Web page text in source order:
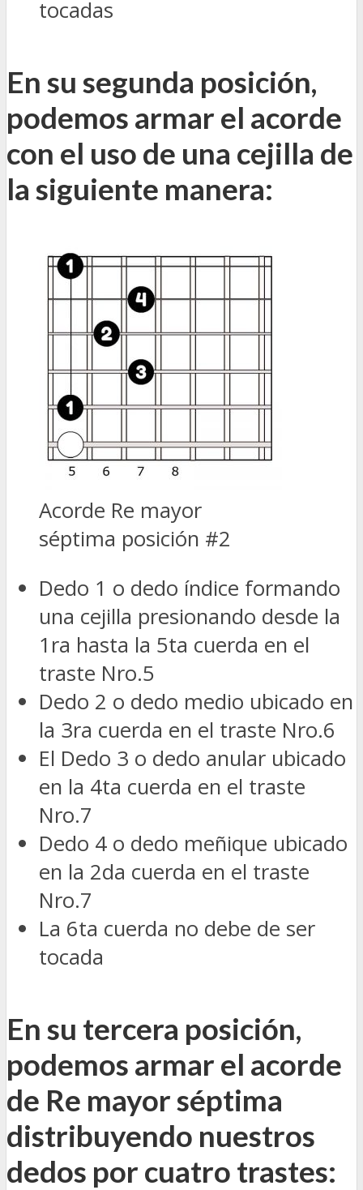
tocadas
En su segunda posición,
podemos armar el acorde
con el uso de una cejilla de
la siguiente manera:
Acorde Re mayor
séptima posición #2
Dedo 1 o dedo índice formando
una cejilla presionando desde la
1ra hasta la 5ta cuerda en el
traste Nro.5
Dedo 2 o dedo medio ubicado en
la 3ra cuerda en el traste Nro.6
El Dedo 3 o dedo anular ubicado
en la 4ta cuerda en el traste
Nro.7
Dedo 4 o dedo meñique ubicado
en la 2da cuerda en el traste
Nro.7
La 6ta cuerda no debe de ser
tocada
En su tercera posición,
podemos armar el acorde
de Re mayor séptima
distribuyendo nuestros
dedos por cuatro trastes: